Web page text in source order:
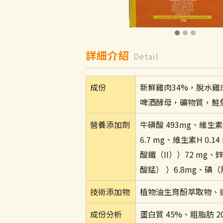
詳細介紹 Detail
成份
新鮮雞肉34%，脫水
啤酒酵母，礦物質，
營養添加劑
牛磺酸 493mg、維生
6.7 mg、維生素H
酸鐵（II））72 mg、
酸錳） ）6.8mg、碘
技術添加物
植物油生育酚萃取物
成份分析
蛋白質 45%、粗脂肪